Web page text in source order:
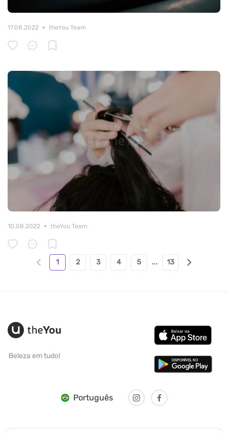
17.08.2022 theYou Team
10.08.2022 theYou Team
1 2 3 4 5 ... 13
Beleza em tudo!
Português